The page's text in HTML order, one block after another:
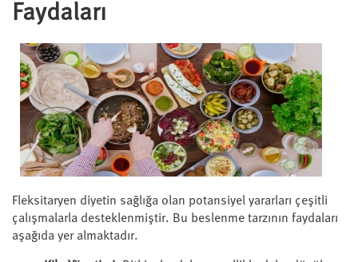
Faydaları
Fleksitaryen diyetin sağlığa olan potansiyel yararları çeşitli
çalışmalarla desteklenmiştir. Bu beslenme tarzının faydaları
aşağıda yer almaktadır.